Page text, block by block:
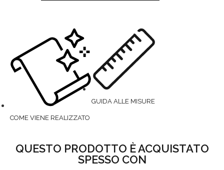
COME VIENE REALIZZATO
GUIDA ALLE MISURE
QUESTO PRODOTTO È ACQUISTATO
SPESSO CON